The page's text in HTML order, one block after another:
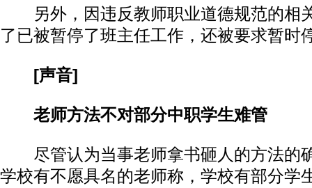
另外，因违反教师职业道德规范的相
了已被暂停了班主任工作，还被要求暂时
[声音]
老师方法不对部分中职学生难管
尽管认为当事老师拿书砸人的方法的
学校有不愿具名的老师称，学校有部分学